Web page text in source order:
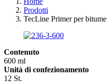
Prodotti
TecLine Primer per bitume
Contenuto
600 ml
Unità di confezionamento
12 St.